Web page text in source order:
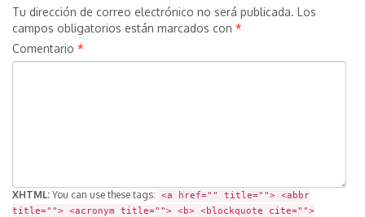
Tu dirección de correo electrónico no será publicada. Los
campos obligatorios están marcados con *
Comentario *
XHTML: You can use these tags:
<a href="" title=""> <abbr
title=""> <acronym title=""> <b> <blockquote cite="">